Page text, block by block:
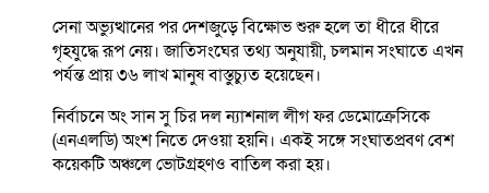
সেনা অভ্যুত্থানের পর দেশজুড়ে বিক্ষোভ শুরু হলে তা ধীরে ধীরে
গৃহযুদ্ধে রূপ নেয়। জাতিসংঘের তথ্য অনুযায়ী, চলমান সংঘাতে এখন
পর্যন্ত প্রায় ৩৬ লাখ মানুষ বাস্তুচ্যুত হয়েছেন।
নির্বাচনে অং সান সু চির দল ন্যাশনাল লীগ ফর ডেমোক্রেসিকে
(এনএলডি) অংশ নিতে দেওয়া হয়নি। একই সঙ্গে সংঘাতপ্রবণ বেশ
কয়েকটি অঞ্চলে ভোটগ্রহণও বাতিল করা হয়।